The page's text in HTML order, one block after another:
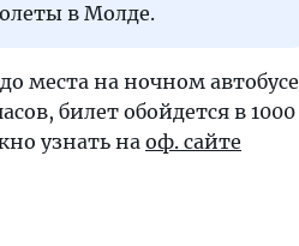
в Молде.
места на ночном автобусе
билет обойдется в 1000
узнать на оф. сайте